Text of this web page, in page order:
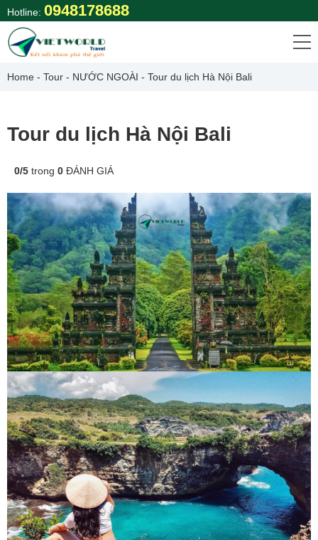
Skip
to
content
Hotline: 0948178688
Home - Tour - NƯỚC NGOÀI - Tour du lịch Hà Nội Bali
Tour du lịch Hà Nội Bali
0/5 trong 0 ĐÁNH GIÁ